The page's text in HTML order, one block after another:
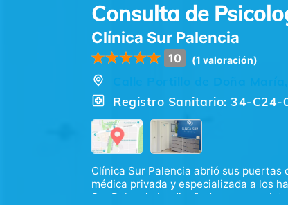
Consulta de
Clínica Sur Palencia
10 (1 valoración)
Registro Sanitario: 34-C24-
Clínica Sur Palencia abrió sus
médica privada y especializada a los
Sur Palencia ha diseñado una